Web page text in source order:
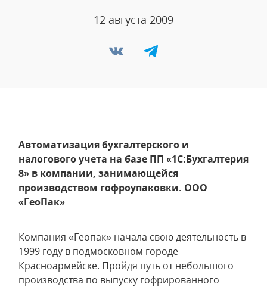
12 августа 2009
Автоматизация бухгалтерского и
налогового учета на базе ПП «1С:Бухгалтерия
8» в компании, занимающейся
производством гофроупаковки. ООО
«ГеоПак»
Компания «Геопак» начала свою деятельность в
1999 году в подмосковном городе
Красноармейске. Пройдя путь от небольшого
производства по выпуску гофрированного